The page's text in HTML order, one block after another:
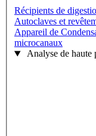
Récipients de
Autoclaves et
Appareil de
microcanaux
Analyse de haute